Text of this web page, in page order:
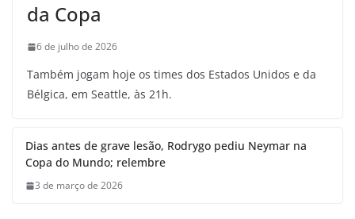
da Copa
6 de julho de 2026
Também jogam hoje os times dos Estados Unidos e da
Bélgica, em Seattle, às 21h.
Dias antes de grave lesão, Rodrygo pediu Neymar na
Copa do Mundo; relembre
3 de março de 2026